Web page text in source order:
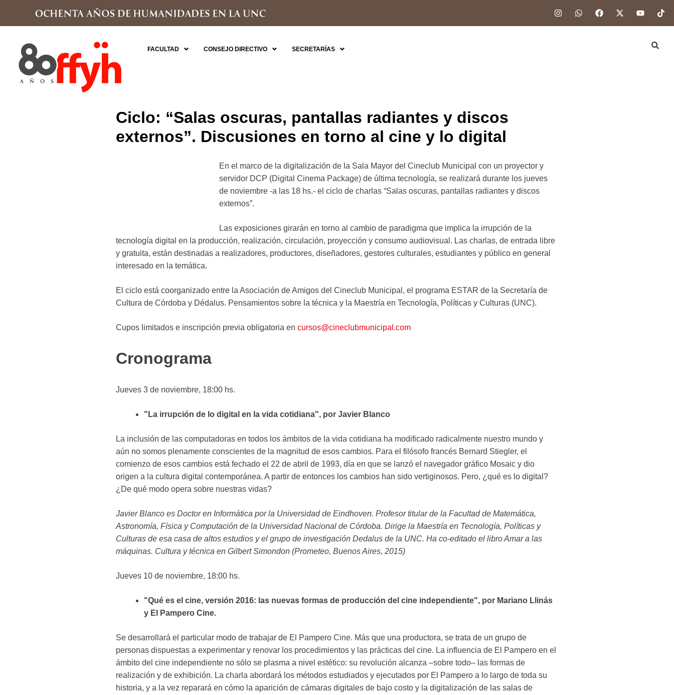
FACULTAD CONSEJO DIRECTIVO SECRETARÍAS
Ciclo: “Salas oscuras, pantallas radiantes y discos
externos”. Discusiones en torno al cine y lo digital
En el marco de la digitalización de la Sala Mayor del Cineclub Municipal con un proyector y
servidor DCP (Digital Cinema Package) de última tecnología, se realizará durante los jueves
de noviembre -a las 18 hs.- el ciclo de charlas “Salas oscuras, pantallas radiantes y discos
externos”.
Las exposiciones girarán en torno al cambio de paradigma que implica la irrupción de la
tecnología digital en la producción, realización, circulación, proyección y consumo audiovisual. Las charlas, de entrada libre
y gratuita, están destinadas a realizadores, productores, diseñadores, gestores culturales, estudiantes y público en general
interesado en la temática.
El ciclo está coorganizado entre la Asociación de Amigos del Cineclub Municipal, el programa ESTAR de la Secretaría de
Cultura de Córdoba y Dédalus. Pensamientos sobre la técnica y la Maestría en Tecnología, Políticas y Culturas (UNC).
Cupos limitados e inscripción previa obligatoria en cursos@cineclubmunicipal.com
Cronograma
Jueves 3 de noviembre, 18:00 hs.
"La irrupción de lo digital en la vida cotidiana", por Javier Blanco
La inclusión de las computadoras en todos los ámbitos de la vida cotidiana ha modificado radicalmente nuestro mundo y
aún no somos plenamente conscientes de la magnitud de esos cambios. Para el filósofo francés Bernard Stiegler, el
comienzo de esos cambios está fechado el 22 de abril de 1993, día en que se lanzó el navegador gráfico Mosaic y dio
origen a la cultura digital contemporánea. A partir de entonces los cambios han sido vertiginosos. Pero, ¿qué es lo digital?
¿De qué modo opera sobre nuestras vidas?
Javier Blanco es Doctor en Informática por la Universidad de Eindhoven. Profesor titular de la Facultad de Matemática,
Astronomía, Física y Computación de la Universidad Nacional de Córdoba. Dirige la Maestría en Tecnología, Políticas y
Culturas de esa casa de altos estudios y el grupo de investigación Dedalus de la UNC. Ha co-editado el libro Amar a las
máquinas. Cultura y técnica en Gilbert Simondon (Prometeo, Buenos Aires, 2015)
Jueves 10 de noviembre, 18:00 hs.
"Qué es el cine, versión 2016: las nuevas formas de producción del cine independiente", por Mariano Llinás
y El Pampero Cine.
Se desarrollará el particular modo de trabajar de El Pampero Cine. Más que una productora, se trata de un grupo de
personas dispuestas a experimentar y renovar los procedimientos y las prácticas del cine. La influencia de El Pampero en el
ámbito del cine independiente no sólo se plasma a nivel estético: su revolución alcanza –sobre todo– las formas de
realización y de exhibición. La charla abordará los métodos estudiados y ejecutados por El Pampero a lo largo de toda su
historia, y a la vez reparará en cómo la aparición de cámaras digitales de bajo costo y la digitalización de las salas de